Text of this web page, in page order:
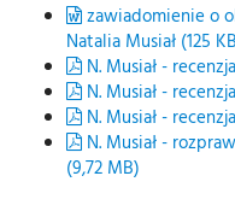
zawiadomienie o
Natalia Musiał (125
N. Musiał -
N. Musiał -
N. Musiał -
N. Musiał -
(9,72 MB)